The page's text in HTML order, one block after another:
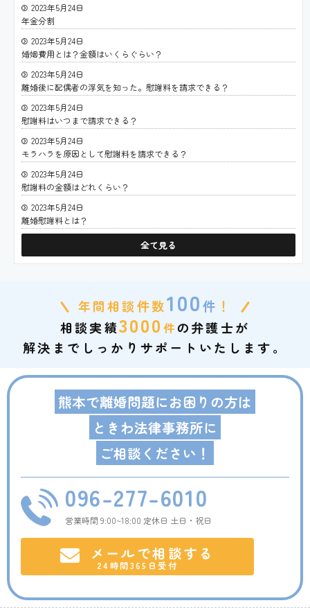
2023年5月24日
年金分割
2023年5月24日
婚姻費用とは？金額はいくらぐらい？
2023年5月24日
離婚後に配偶者の浮気を知った。慰謝料を請求できる？
2023年5月24日
慰謝料はいつまで請求できる？
2023年5月24日
モラハラを原因として慰謝料を請求できる？
2023年5月24日
慰謝料の金額はどれくらい？
2023年5月24日
離婚慰謝料とは？
全て見る
年間相談件数100件 ！
相談実績3000 件 の弁護士が
解決までしっかりサポートいたします。
熊本で離婚問題にお困りの方は
ときわ法律事務所に
ご相談ください！
096-277-6010
営業時間 9:00~18:00 定休日 土日・祝日
メールで相談する
24時間365日受付